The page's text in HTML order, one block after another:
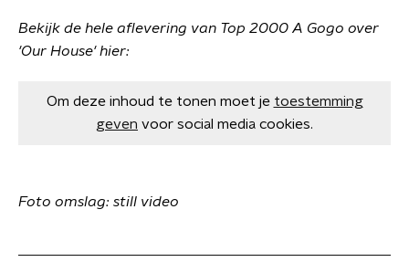
Bekijk de hele aflevering van Top 2000 A Gogo over
'Our House' hier:
Om deze inhoud te tonen moet je toestemming
geven voor social media cookies.
Foto omslag: still video